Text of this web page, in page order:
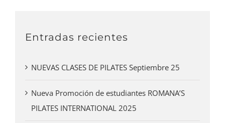
Entradas recientes
NUEVAS CLASES DE PILATES Septiembre 25
Nueva Promoción de estudiantes ROMANA’S
PILATES INTERNATIONAL 2025